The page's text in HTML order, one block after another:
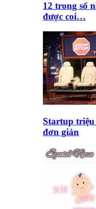
12 trong số
được coi…
Startup
đơn giản